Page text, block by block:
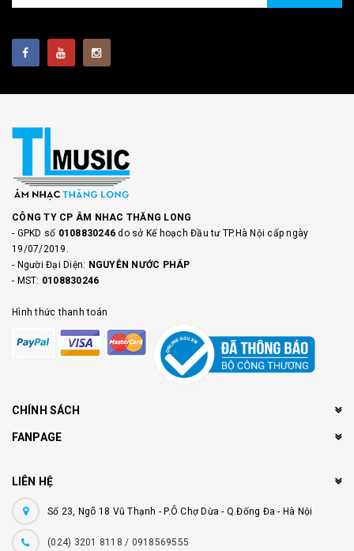
CÔNG TY CP ÂM NHAC THĂNG LONG
- GPKD số 0108830246do sở Kế hoạch Đầu tư TP.Hà Nội cấp ngày
19/07/2019.
- Người Đại Diện: NGUYỄN NƯỚC PHÁP
- MST: 0108830246
Hình thức thanh toán
CHÍNH SÁCH
FANPAGE
LIÊN HỆ
Số 23, Ngõ 18 Vũ Thạnh - P.Ô Chợ Dừa - Q.Đống Đa - Hà Nội
(024) 3201 8118 / 0918569555